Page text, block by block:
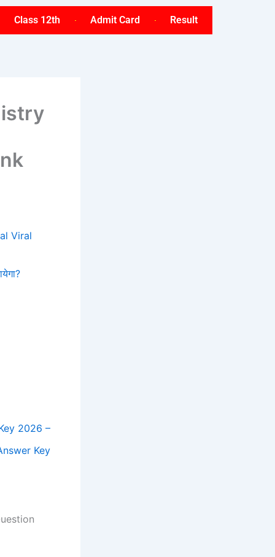
Class 12th Admit Card Result
Viral
2026 –
Key